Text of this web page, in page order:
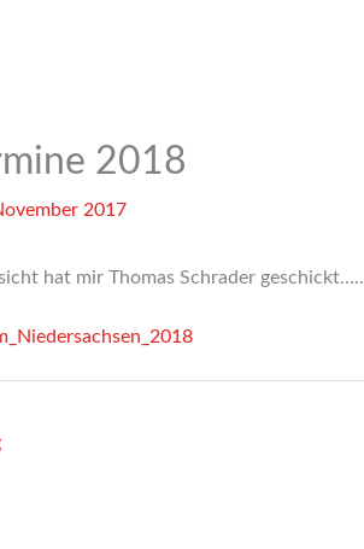
2018
2017
hat mir Thomas Schrader geschickt…..